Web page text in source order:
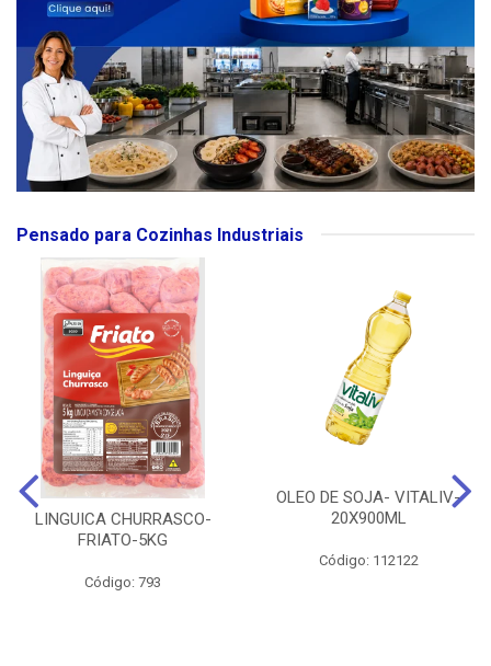
Pensado para Cozinhas Industriais
LINGUICA CHURRASCO-
FRIATO-5KG
Código: 793
OLEO DE SOJA- VITALIV-
20X900ML
Código: 112122